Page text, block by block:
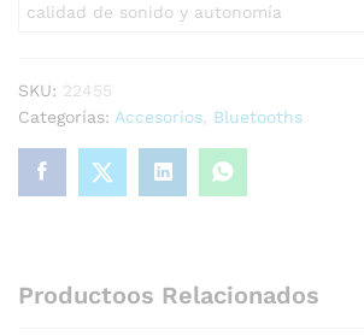
calidad de sonido y autonomía
SKU: 22455
Categorías: Accesorios Bluetooths
Productoos Relacionados